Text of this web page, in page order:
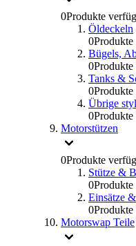
0Produkte
Öldeckeln
0
Bügels,
0
Tanks &
0
Übrige
0
Motorstützen
0Produkte
Stütze &
0
Einsätze
0
Motorswap Teile